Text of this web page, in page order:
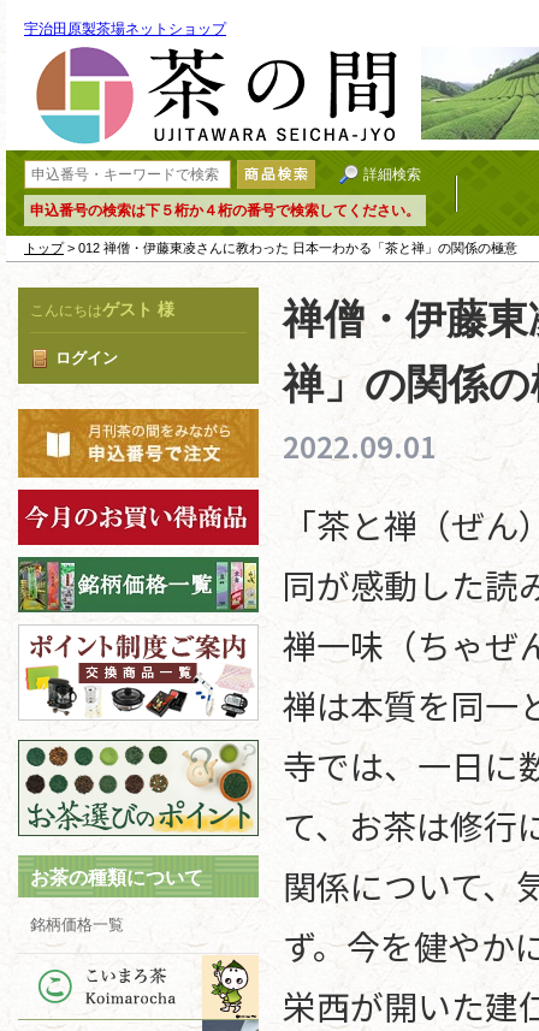
宇治田原製茶場ネットショップ
詳細検索
申込番号の検索は下５桁か４桁の番号で検索してください。
トップ> 012 禅僧・伊藤東凌さんに教わった 日本一わかる「茶と禅」の関係の極意
こんにちはゲスト 様
ログイン
お茶の種類について
銘柄価格一覧
禅僧・伊藤
禅」の関係
2022.09.01
「茶と禅（ぜ
同が感動した
禅一味（ちゃぜ
禅は本質を同一
寺では、一日に
て、お茶は修行
関係について、
ず。今を健やか
栄西が開いた建